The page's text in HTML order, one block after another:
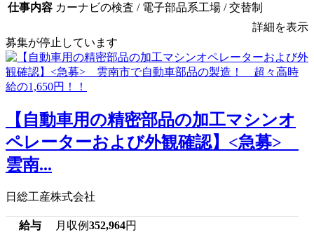
仕事内容 カーナビの検査 / 電子部品系工場 / 交替制
詳細を表示
募集が停止しています
【自動車用の精密部品の加工マシンオ
ペレーターおよび外観確認】<急募>
雲南...
日総工産株式会社
給与 月収例352,964円